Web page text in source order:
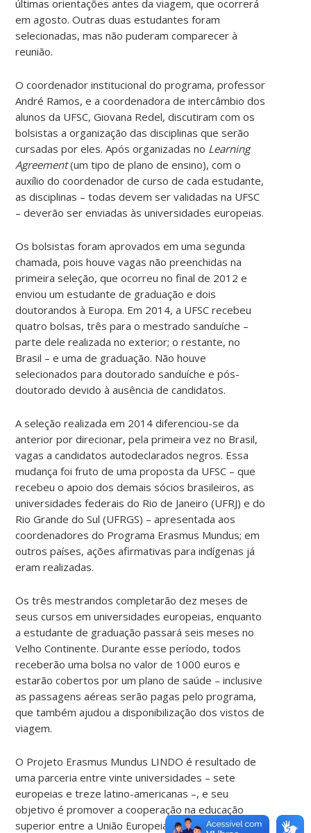
últimas orientações antes da viagem, que ocorrerá
em agosto. Outras duas estudantes foram
selecionadas, mas não puderam comparecer à
reunião.
O coordenador institucional do programa, professor
André Ramos, e a coordenadora de intercâmbio dos
alunos da UFSC, Giovana Redel, discutiram com os
bolsistas a organização das disciplinas que serão
cursadas por eles. Após organizadas no Learning
Agreement(um tipo de plano de ensino), com o
auxílio do coordenador de curso de cada estudante,
as disciplinas – todas devem ser validadas na UFSC
– deverão ser enviadas às universidades europeias.
Os bolsistas foram aprovados em uma segunda
chamada, pois houve vagas não preenchidas na
primeira seleção, que ocorreu no final de 2012 e
enviou um estudante de graduação e dois
doutorandos à Europa. Em 2014, a UFSC recebeu
quatro bolsas, três para o mestrado sanduíche –
parte dele realizada no exterior; o restante, no
Brasil – e uma de graduação. Não houve
selecionados para doutorado sanduíche e pós-
doutorado devido à ausência de candidatos.
A seleção realizada em 2014 diferenciou-se da
anterior por direcionar, pela primeira vez no Brasil,
vagas a candidatos autodeclarados negros. Essa
mudança foi fruto de uma proposta da UFSC – que
recebeu o apoio dos demais sócios brasileiros, as
universidades federais do Rio de Janeiro (UFRJ) e do
Rio Grande do Sul (UFRGS) – apresentada aos
coordenadores do Programa Erasmus Mundus; em
outros países, ações afirmativas para indígenas já
eram realizadas.
Os três mestrandos completarão dez meses de
seus cursos em universidades europeias, enquanto
a estudante de graduação passará seis meses no
Velho Continente. Durante esse período, todos
receberão uma bolsa no valor de 1000 euros e
estarão cobertos por um plano de saúde – inclusive
as passagens aéreas serão pagas pelo programa,
que também ajudou a disponibilização dos vistos de
viagem.
O Projeto Erasmus Mundus LINDO é resultado de
uma parceria entre vinte universidades – sete
europeias e treze latino-americanas –, e seu
objetivo é promover a cooperação na educação
superior entre a União Europeia e os países